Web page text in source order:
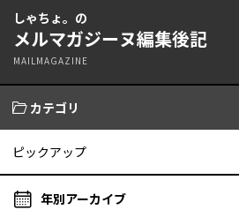
しゃちょ。の
メルマガジーヌ編集後記
MAILMAGAZINE
カテゴリ
ピックアップ
年別アーカイブ